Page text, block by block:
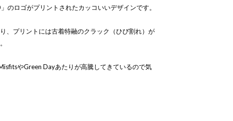
のロゴがプリントされたカッコいいデザインです。
、プリントには古着特融のクラック（ひび割れ）が
やGreen Dayあたりが高騰してきているので気